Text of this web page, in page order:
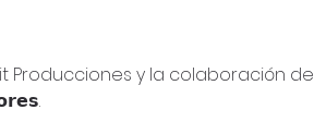
Producciones y la colaboración de